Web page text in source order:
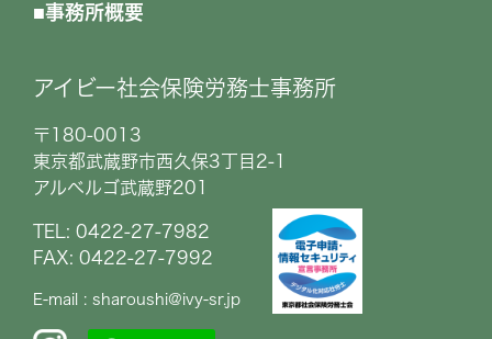
事務所概要
アイビー社会保険労務士事務所
〒180-0013
東京都武蔵野市西久保3丁目2-1
アルベルゴ武蔵野201
TEL: 0422-27-7982
FAX: 0422-27-7992
E-mail : sharoushi@ivy-sr.jp